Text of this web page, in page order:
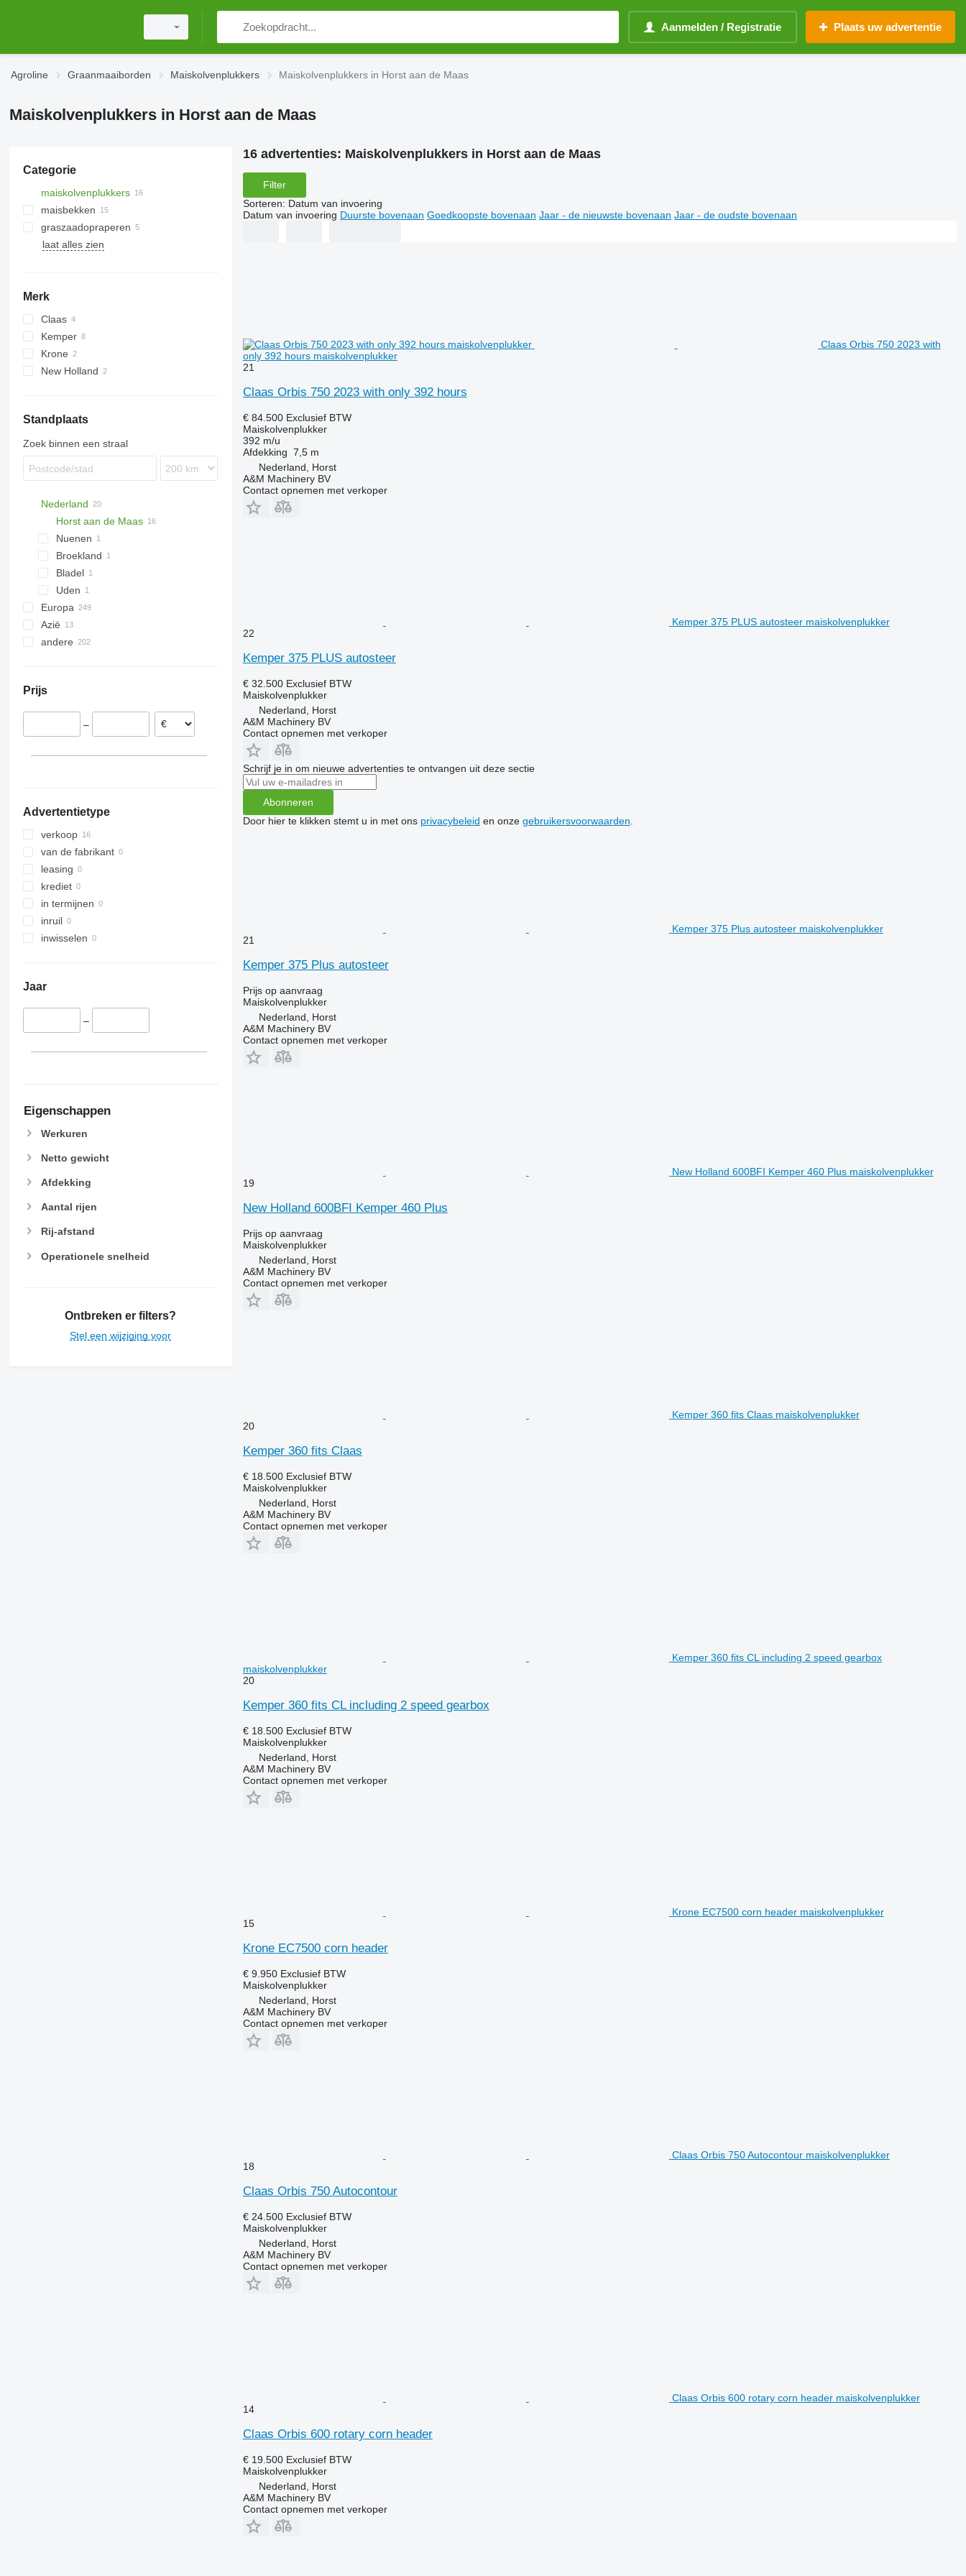
Aanmelden / Registratie Plaats uw advertentie
Agroline Graanmaaiborden Maiskolvenplukkers Maiskolvenplukkers in Horst aan de Maas
Maiskolvenplukkers in Horst aan de Maas
Categorie
maiskolvenplukkers
maisbekken
graszaadopraperen
laat alles zien
Merk
Claas
Orbis
Kemper
Krone
New Holland
Standplaats
Zoek binnen een straal
Nederland
Horst aan de Maas
Nuenen
Broekland
Bladel
Uden
Europa
Polen
Frankrijk
Bulgarije
Azië
Turkije
andere
Prijs
–
Advertentietype
verkoop
van de fabrikant
leasing
krediet
in termijnen
inruil
inwisselen
Jaar
–
Eigenschappen
Werkuren
Netto gewicht
Afdekking
Aantal rijen
Rij-afstand
Operationele snelheid
Ontbreken er filters?
Stel een wijziging voor
16 advertenties: Maiskolvenplukkers in Horst aan de Maas
Filter
Sorteren: Datum van invoering
Datum van invoering Duurste bovenaan Goedkoopste bovenaan Jaar - de nieuwste bovenaan Jaar - de oudste bovenaan
Claas Orbis 750 2023 with
only 392 hours maiskolvenplukker
21
Claas Orbis 750 2023 with only 392 hours
€ 84.500 Exclusief BTW
Maiskolvenplukker
392 m/u
Afdekking 7,5 m
Nederland, Horst
A&M Machinery BV
Contact opnemen met verkoper
Kemper 375 PLUS autosteer maiskolvenplukker
22
Kemper 375 PLUS autosteer
€ 32.500 Exclusief BTW
Maiskolvenplukker
Nederland, Horst
A&M Machinery BV
Contact opnemen met verkoper
Schrijf je in om nieuwe advertenties te ontvangen uit deze sectie
Abonneren
Door hier te klikken stemt u in met ons privacybeleid en onze gebruikersvoorwaarden
Kemper 375 Plus autosteer maiskolvenplukker
21
Kemper 375 Plus autosteer
Prijs op aanvraag
Maiskolvenplukker
Nederland, Horst
A&M Machinery BV
Contact opnemen met verkoper
New Holland 600BFI Kemper 460 Plus maiskolvenplukker
19
New Holland 600BFI Kemper 460 Plus
Prijs op aanvraag
Maiskolvenplukker
Nederland, Horst
A&M Machinery BV
Contact opnemen met verkoper
Kemper 360 fits Claas maiskolvenplukker
20
Kemper 360 fits Claas
€ 18.500 Exclusief BTW
Maiskolvenplukker
Nederland, Horst
A&M Machinery BV
Contact opnemen met verkoper
Kemper 360 fits CL including 2 speed gearbox
maiskolvenplukker
20
Kemper 360 fits CL including 2 speed gearbox
€ 18.500 Exclusief BTW
Maiskolvenplukker
Nederland, Horst
A&M Machinery BV
Contact opnemen met verkoper
Krone EC7500 corn header maiskolvenplukker
15
Krone EC7500 corn header
€ 9.950 Exclusief BTW
Maiskolvenplukker
Nederland, Horst
A&M Machinery BV
Contact opnemen met verkoper
Claas Orbis 750 Autocontour maiskolvenplukker
18
Claas Orbis 750 Autocontour
€ 24.500 Exclusief BTW
Maiskolvenplukker
Nederland, Horst
A&M Machinery BV
Contact opnemen met verkoper
Claas Orbis 600 rotary corn header maiskolvenplukker
14
Claas Orbis 600 rotary corn header
€ 19.500 Exclusief BTW
Maiskolvenplukker
Nederland, Horst
A&M Machinery BV
Contact opnemen met verkoper